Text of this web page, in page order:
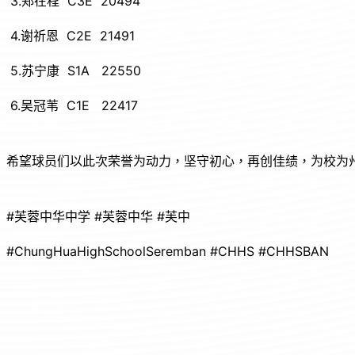
4.谢祈恩 C2E 21491
5.苏宁康 S1A 22550
6.吴冠苇 C1E 22417
希望球员们以此次荣誉为动力，坚守初心，再创佳绩，为校为
#芙蓉中华中学 #芙蓉中华 #芙中
#ChungHuaHighSchoolSeremban #CHHS #CHHSBAN